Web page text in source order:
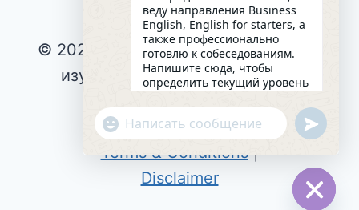
© 2026 Интересное и эффективное
изучение английского языка |
Cookie Policy|
Terms & Conditions|
Disclaimer
веду направления Business
English, English for starters, а
также профессионально
готовлю к собеседованиям.
Напишите сюда, чтобы
определить текущий уровень
английского и составить
индивидуальный план
занятий. Какова главная цель
в изучении языка на
сегодняшний день?
"+chaty_settings.lang.emoji_picker+"
WhatsApp
Message